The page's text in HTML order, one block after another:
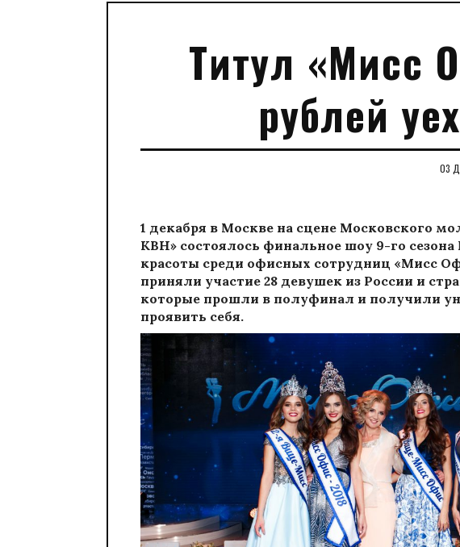
Титул «Мисс
рублей
03
1 декабря в Москве на сцене Московского
КВН» состоялось финальное шоу 9-го
красоты среди офисных сотрудниц «Мисс
приняли участие 28 девушек из России и
которые прошли в полуфинал и получили
проявить себя.